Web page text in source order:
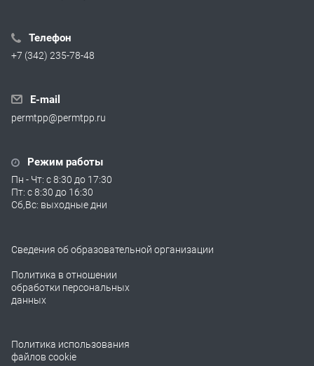
Телефон
+7 (342) 235-78-48
E-mail
permtpp@permtpp.ru
Режим работы
Пн - Чт: с 8:30 до 17:30
Пт: с 8:30 до 16:30
Сб,Вс: выходные дни
Сведения об образовательной организации
Политика в отношении
обработки персональных
данных
Политика использования
файлов cookie